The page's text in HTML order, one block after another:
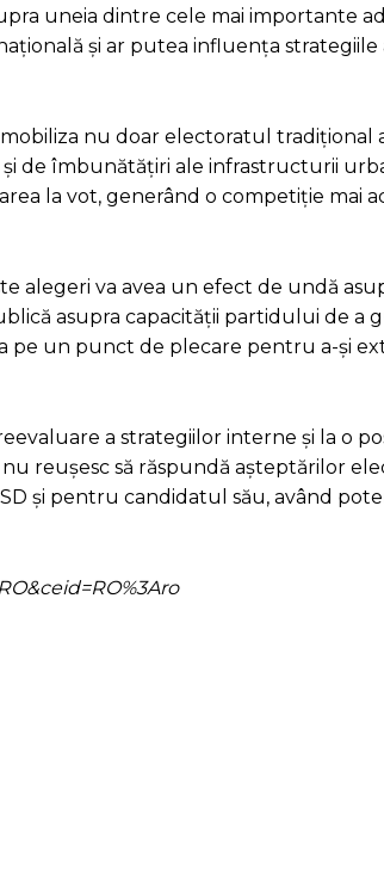
uneia dintre cele mai importante
și ar putea influența
nu doar electoratul tradițional
de îmbunătățiri ale infrastructurii
la vot, generând o competiție mai
alegeri va avea un efect de undă
asupra capacității partidului de a
pe un punct de plecare pentru a-și
a strategiilor interne și la o
reușesc să răspundă așteptărilor
și pentru candidatul său, având